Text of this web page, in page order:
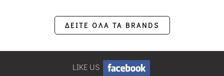
ΔΕΙΤΕ ΟΛΑ ΤΑ BRANDS
LIKE US